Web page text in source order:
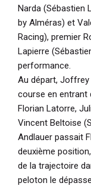
Narda (Sébastien
by Alméras) et
Racing), premier
Lapierre
performance.
Au départ, Joffrey
course en entrant
Florian Latorre,
Vincent Beltoise
Andlauer passait
deuxième
de la trajectoire
peloton le